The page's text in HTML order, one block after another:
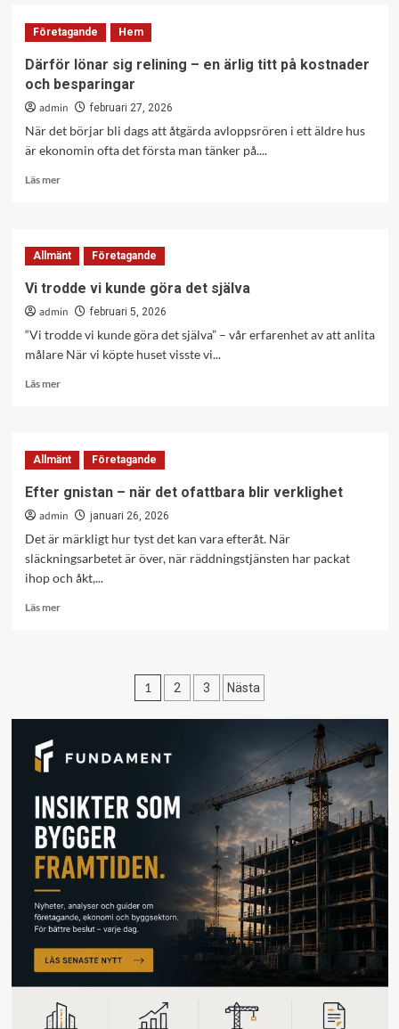
som
räddar
–
varför
varje
och
takläggare
Företagande Hem
Därför lönar sig relining – en ärlig titt på kostnader
och besparingar
admin februari 27, 2026
När det börjar bli dags att åtgärda avloppsrören i ett äldre hus
är ekonomin ofta det första man tänker på....
Läs merLäs
lönar
sig
–
en
ärlig
på
kostnader
Allmänt Företagande
Vi trodde vi kunde göra det själva
admin februari 5, 2026
“Vi trodde vi kunde göra det själva” – vår erfarenhet av att anlita
målare När vi köpte huset visste vi...
Läs merLäs
trodde
vi
göra
det
själva
Allmänt Företagande
Efter gnistan – när det ofattbara blir verklighet
admin januari 26, 2026
Det är märkligt hur tyst det kan vara efteråt. När
släckningsarbetet är över, när räddningstjänsten har packat
ihop och åkt,...
Läs merLäs
det
blir
Sidnumrering
för
inlägg
1 2 3 Nästa